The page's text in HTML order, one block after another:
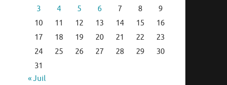
3
4 5 6 7 8
9
10
11 12 13 14 15
16
17
18 19 20 21 22
23
24
25 26 27 28 29
30
31
« Juil